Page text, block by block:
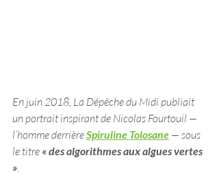
En juin 2018, La Dépêche du Midi publiait
un portrait inspirant de Nicolas Fourtouil —
l’homme derrière Spiruline Tolosane — sous
le titre « des algorithmes aux algues vertes
».